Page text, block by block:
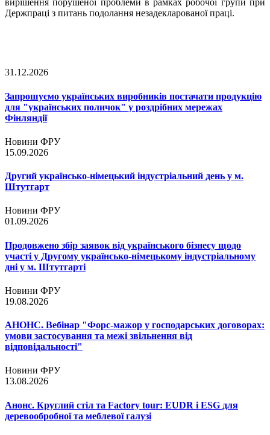
вирішення порушеної проблеми в рамках робочої групи при
Держпраці з питань подолання незадекларованої праці.
31.12.2026
Запрошуємо українських виробників постачати продукцію
для "українських поличок" у роздрібних мережах
Фінляндії
Новини ФРУ
15.09.2026
Другий українсько-німецький індустріальний день у м.
Штутгарт
Новини ФРУ
01.09.2026
Продовжено збір заявок від українського бізнесу щодо
участі у Другому українсько-німецькому індустріальному
дні у м. Штутгарті
Новини ФРУ
19.08.2026
АНОНС. Вебінар "Форс-мажор у господарських договорах:
умови застосування та межі звільнення від
відповідальності"
Новини ФРУ
13.08.2026
Анонс. Круглий стіл та Factory tour: EUDR і ESG для
деревообробної та меблевої галузі